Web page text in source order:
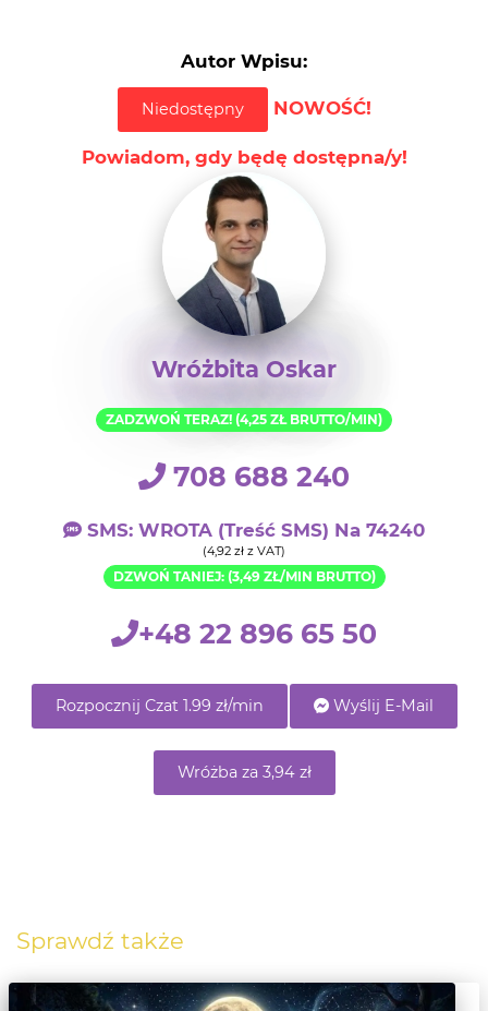
Autor Wpisu:
Niedostępny NOWOŚĆ!
Powiadom, gdy będę dostępna/y!
Wróżbita Oskar
ZADZWOŃ TERAZ! (4,25 ZŁ BRUTTO/MIN)
708 688 240
SMS: WROTA (treść SMS) Na 74240
(4,92 zł z VAT)
DZWOŃ TANIEJ: (3,49 ZŁ/MIN BRUTTO)
+48 22 896 65 50
Rozpocznij Czat 1.99 zł/min Wyślij E-Mail
Wróżba za 3,94 zł
Sprawdź także